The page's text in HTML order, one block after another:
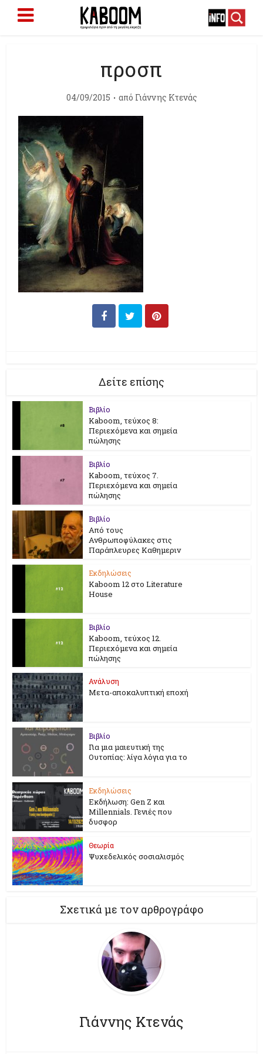
προσπ
04/09/2015 από Γιάννης Κτενάς
Δείτε επίσης
Βιβλίο
Kaboom, τεύχος 8:
Περιεχόμενα και σημεία
πώλησης
Βιβλίο
Kaboom, τεύχος 7.
Περιεχόμενα και σημεία
πώλησης
Βιβλίο
Από τους
Ανθρωποφύλακες στις
Παράπλευρες Καθημεριν
Εκδηλώσεις
Kaboom 12 στο Literature
House
Βιβλίο
Kaboom, τεύχος 12.
Περιεχόμενα και σημεία
πώλησης
Ανάλυση
Μετα-αποκαλυπτική εποχή
Βιβλίο
Για μια μαιευτική της
Ουτοπίας: λίγα λόγια για το
Εκδηλώσεις
Εκδήλωση: Gen Z και
Millennials. Γενιές που
δυσφορ
Θεωρία
Ψυχεδελικός σοσιαλισμός
Σχετικά με τον αρθρογράφο
Γιάννης Κτενάς